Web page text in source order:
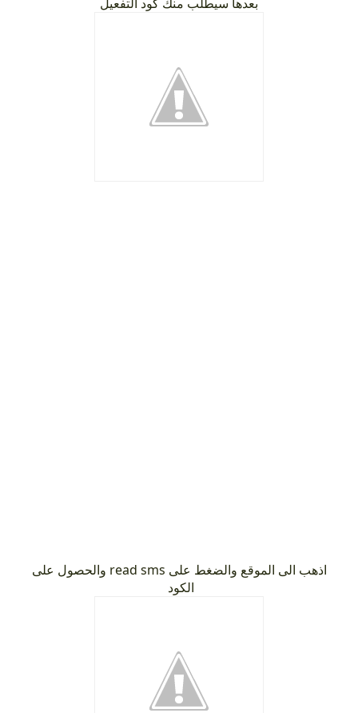
اذهب الى الموقع والضغط على read sms والحصول على
الكود